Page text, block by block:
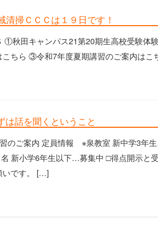
掃ＣＣＣは１９日です！
①秋田キャンパス21第20期生高校受験体
こちら ③令和7年度夏期講習のご案内は
話を聞くということ
のご案内 定員情報 ※泉教室 新中学3年
新小学6年生以下…募集中 □得点開示と
いです。 […]